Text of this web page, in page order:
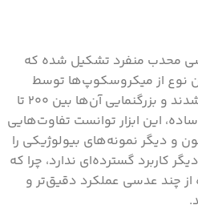
محدب منفرد تشکیل شده که
نوع از میکروسکوپ‌ها توسط
آنتونی فان لیوونهوک ساخته شدند و بزرگنمایی آن‌ها بین ۲۰۰ تا
ساده، این ابزار توانست تفاوت‌هایی
و دیگر نمونه‌های بیولوژیکی را
کاربرد گسترده‌ای ندارد، چرا که
چند عدسی عملکرد دقیق‌تر و